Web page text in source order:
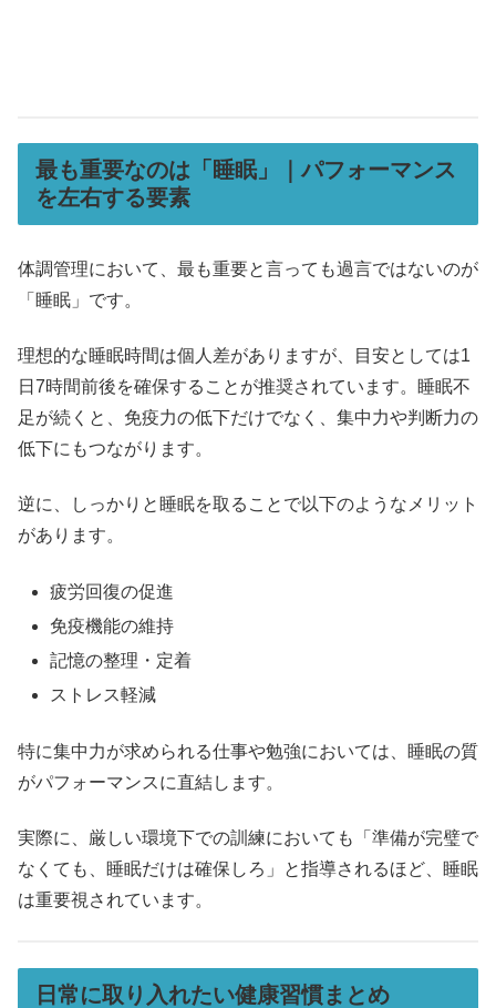
最も重要なのは「睡眠」｜パフォーマンス
を左右する要素
体調管理において、最も重要と言っても過言ではないのが
「睡眠」です。
理想的な睡眠時間は個人差がありますが、目安としては1
日7時間前後を確保することが推奨されています。睡眠不
足が続くと、免疫力の低下だけでなく、集中力や判断力の
低下にもつながります。
逆に、しっかりと睡眠を取ることで以下のようなメリット
があります。
疲労回復の促進
免疫機能の維持
記憶の整理・定着
ストレス軽減
特に集中力が求められる仕事や勉強においては、睡眠の質
がパフォーマンスに直結します。
実際に、厳しい環境下での訓練においても「準備が完璧で
なくても、睡眠だけは確保しろ」と指導されるほど、睡眠
は重要視されています。
日常に取り入れたい健康習慣まとめ